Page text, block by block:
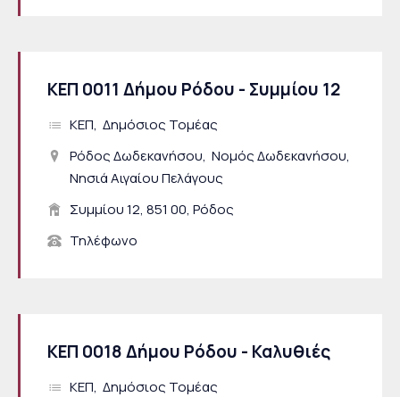
ΚΕΠ 0011 Δήμου Ρόδου - Συμμίου 12
ΚΕΠ Δημόσιος Τομέας
Ρόδος Δωδεκανήσου Νομός Δωδεκανήσου
Νησιά Αιγαίου Πελάγους
Συμμίου 12, 851 00, Ρόδος
Τηλέφωνο
ΚΕΠ 0018 Δήμου Ρόδου - Καλυθιές
ΚΕΠ Δημόσιος Τομέας